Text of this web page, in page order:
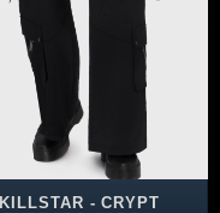
KILLSTAR - CRYPT